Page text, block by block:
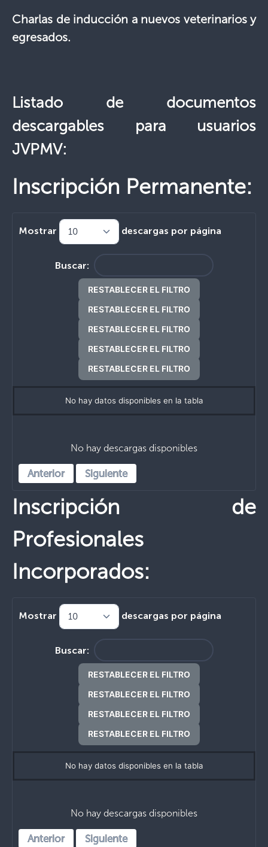
Charlas de inducción a nuevos veterinarios y
egresados.
Listado de documentos
descargables para usuarios
JVPMV:
Inscripción Permanente:
Mostrar descargas por página
Buscar:
RESTABLECER EL FILTRO
RESTABLECER EL FILTRO
RESTABLECER EL FILTRO
RESTABLECER EL FILTRO
RESTABLECER EL FILTRO
No hay datos disponibles en la tabla
No hay descargas disponibles
Anterior Siguiente
Inscripción de
Profesionales
Incorporados:
Mostrar descargas por página
Buscar:
RESTABLECER EL FILTRO
RESTABLECER EL FILTRO
RESTABLECER EL FILTRO
RESTABLECER EL FILTRO
No hay datos disponibles en la tabla
No hay descargas disponibles
Anterior Siguiente